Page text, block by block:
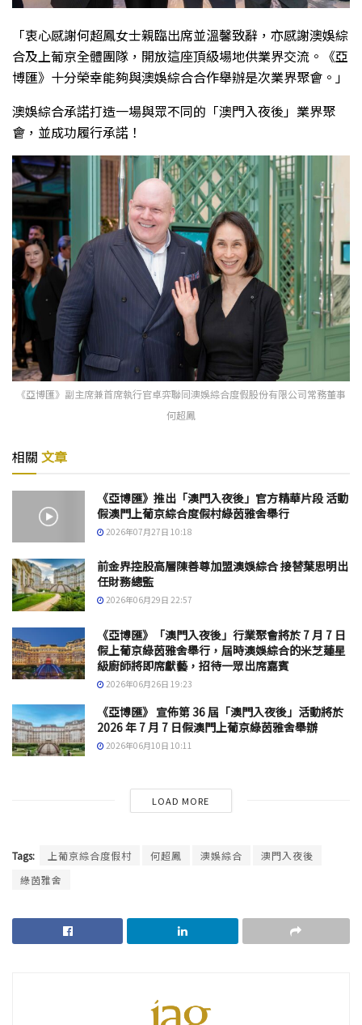
「衷心感謝何超鳳女士親臨出席並溫馨致辭，亦感謝澳娛綜
合及上葡京全體團隊，開放這座頂級場地供業界交流。《亞
博匯》十分榮幸能夠與澳娛綜合合作舉辦是次業界聚會。」
澳娛綜合承諾打造一場與眾不同的「澳門入夜後」業界聚
會，並成功履行承諾！
《亞博匯》副主席兼首席執行官卓弈聯同澳娛綜合度假股份有限公司常務董事
何超鳳
相關 文章
《亞博匯》推出「澳門入夜後」官方精華片段 活動
假澳門上葡京綜合度假村綠茵雅舍舉行
2026年07月27日 10:18
前金界控股高層陳善尊加盟澳娛綜合 接替葉思明出
任財務總監
2026年06月29日 22:57
《亞博匯》「澳門入夜後」行業聚會將於 7 月 7 日
假上葡京綠茵雅舍舉行，屆時澳娛綜合的米芝蓮星
級廚師將即席獻藝，招待一眾出席嘉賓
2026年06月26日 19:23
《亞博匯》 宣佈第 36 屆「澳門入夜後」活動將於
2026 年 7 月 7 日假澳門上葡京綠茵雅舍舉辦
2026年06月10日 10:11
LOAD MORE
Tags: 上葡京綜合度假村 何超鳳 澳娛綜合
澳門入夜後
綠茵雅舍